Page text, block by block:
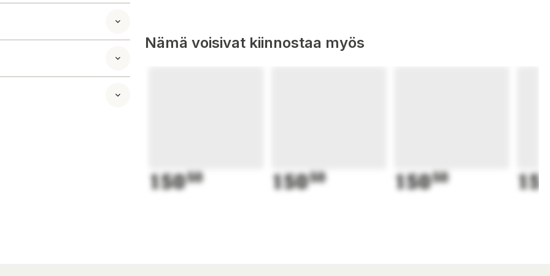
on keskitetty
käy
Bioleikkausta
Nämä voisivat kiinnostaa myös
15050 15050 15050